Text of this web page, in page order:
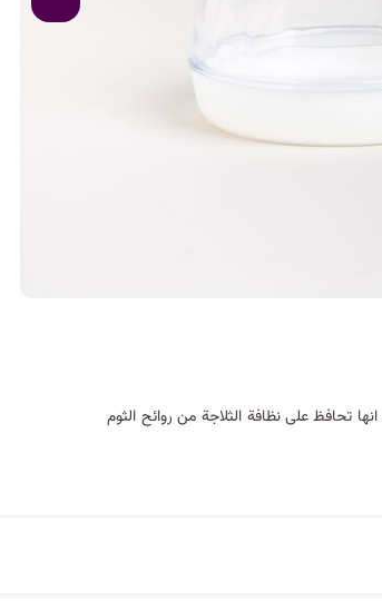
تحافظ على نظافة الثلاجة من روائح الثوم